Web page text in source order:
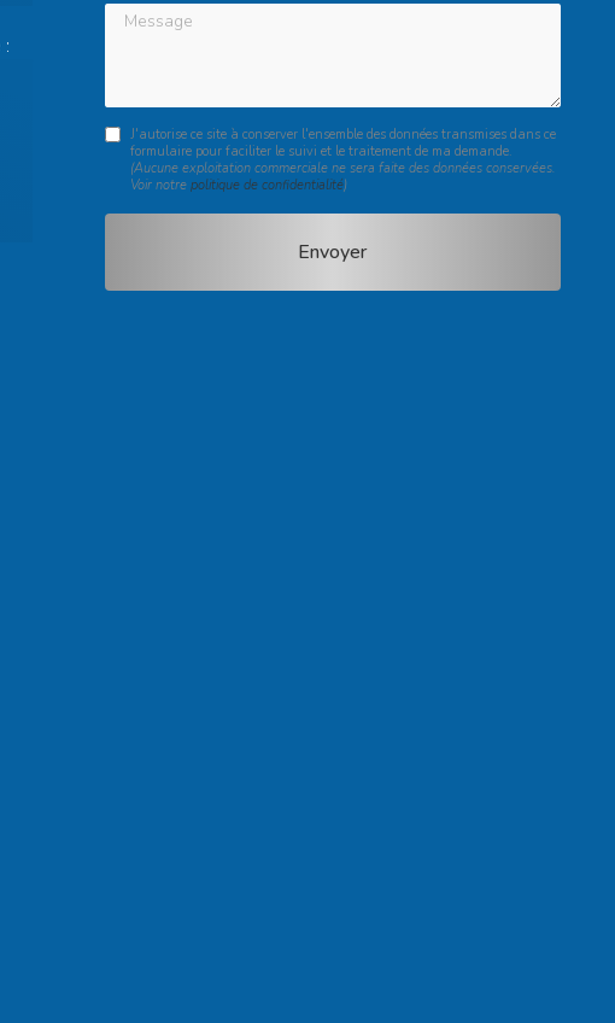
Message
J'autorise ce site à conserver l'ensemble des données transmises dans ce
formulaire pour faciliter le suivi et le traitement de ma demande.
(Aucune exploitation commerciale ne sera faite des données conservées.
Voir notre politique de confidentialité)